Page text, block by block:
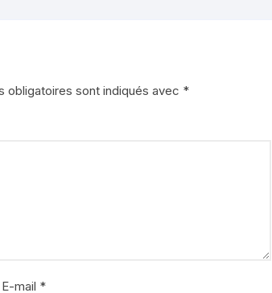
obligatoires sont indiqués avec *
E-mail *